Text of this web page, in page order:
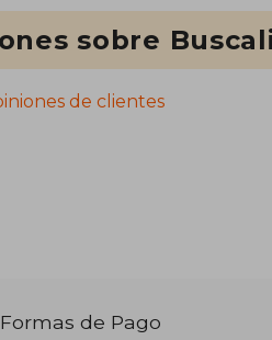
sobre
de clientes
de Pago